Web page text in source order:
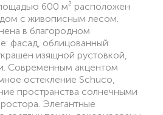
600 м² расположен
с живописным лесом.
в благородном
фасад, облицованный
изящной рустовкой,
Современным акцентом
остекление Schuco,
пространства солнечными
Элегантные